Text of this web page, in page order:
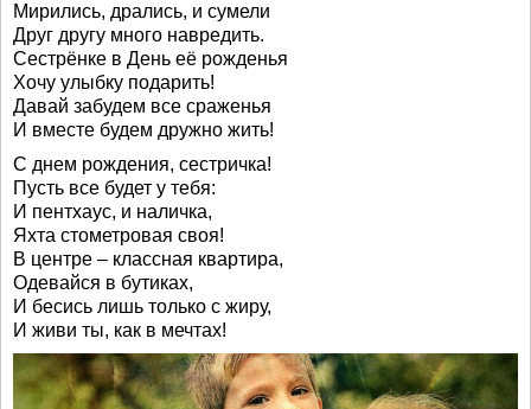
Мирились, дрались, и сумели
Друг другу много навредить.
Сестрёнке в День её рожденья
Хочу улыбку подарить!
Давай забудем все сраженья
И вместе будем дружно жить!
С днем рождения, сестричка!
Пусть все будет у тебя:
И пентхаус, и наличка,
Яхта стометровая своя!
В центре – классная квартира,
Одевайся в бутиках,
И бесись лишь только с жиру,
И живи ты, как в мечтах!